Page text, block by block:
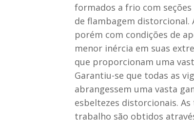
formados a frio com
de flambagem distorcional.
porém com condições de
menor inércia em suas
que proporcionam uma
Garantiu-se que todas as
abrangessem uma vasta
esbeltezes distorcionais.
trabalho são obtidos